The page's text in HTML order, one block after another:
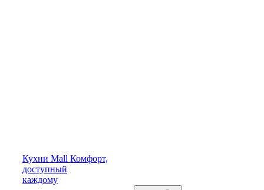
Кухни Mall Комфорт,
доступный
каждому